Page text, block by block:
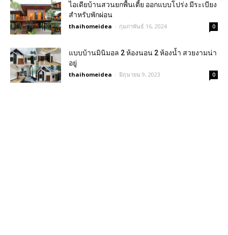
ไอเดียบ้านสวนยกพื้นเตี้ย ออกแบบโปร่ง มีระเบียง
สำหรับพักผ่อน
thaihomeidea - กุมภาพันธ์ 16, 2024 0
แบบบ้านมินิมอล 2 ห้องนอน 2 ห้องน้ำ สวยงามน่า
อยู่
thaihomeidea - มิถุนายน 9, 2023 0